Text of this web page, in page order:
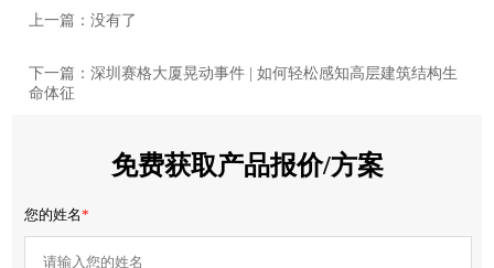
上一篇：没有了
下一篇：深圳赛格大厦晃动事件 | 如何轻松感知高层建筑结构生
命体征
免费获取产品报价/方案
您的姓名*